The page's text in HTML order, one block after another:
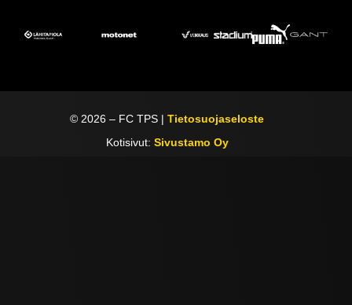
© 2026 – FC TPS |Tietosuojaseloste
Kotisivut: Sivustamo Oy